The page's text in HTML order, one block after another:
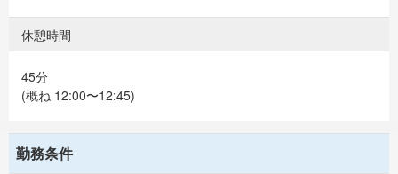
休憩時間
45分
(概ね 12:00〜12:45)
勤務条件